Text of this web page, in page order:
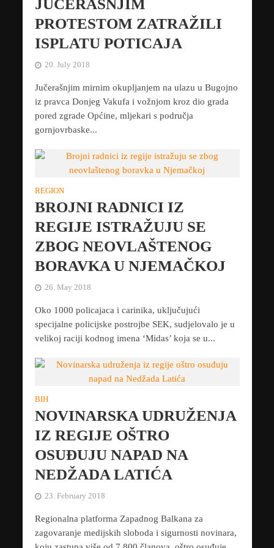
JUČERAŠNJIM
PROTESTOM ZATRAŽILI
ISPLATU POTICAJA
20. July 2018
Jučerašnjim mirnim okupljanjem na ulazu u Bugojno
iz pravca Donjeg Vakufa i vožnjom kroz dio grada
pored zgrade Općine, mljekari s područja
gornjovrbaske...
REGION
BROJNI RADNICI IZ
REGIJE ISTRAŽUJU SE
ZBOG NEOVLAŠTENOG
BORAVKA U NJEMAČKOJ
26. May 2018
Oko 1000 policajaca i carinika, uključujući
specijalne policijske postrojbe SEK, sudjelovalo je u
velikoj raciji kodnog imena ‘Midas’ koja se u...
BIH
NOVINARSKA UDRUŽENJA
IZ REGIJE OŠTRO
OSUĐUJU NAPAD NA
NEDŽADA LATIĆA
23. February 2018
Regionalna platforma Zapadnog Balkana za
zagovaranje medijskih sloboda i sigurnosti novinara,